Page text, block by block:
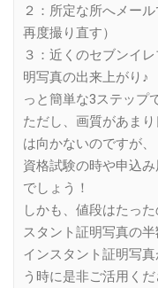
２：所定な所へメー
再度撮り直す）
３：近くのセブンイ
明写真の出来上がり♪
っと簡単な3ステップ
ただし、画質があま
は向かないのですが、
資格試験の時や申込
でしょう！
しかも、値段はたっ
スタント証明写真の半
インスタント証明写
う時に是非ご活用くだ